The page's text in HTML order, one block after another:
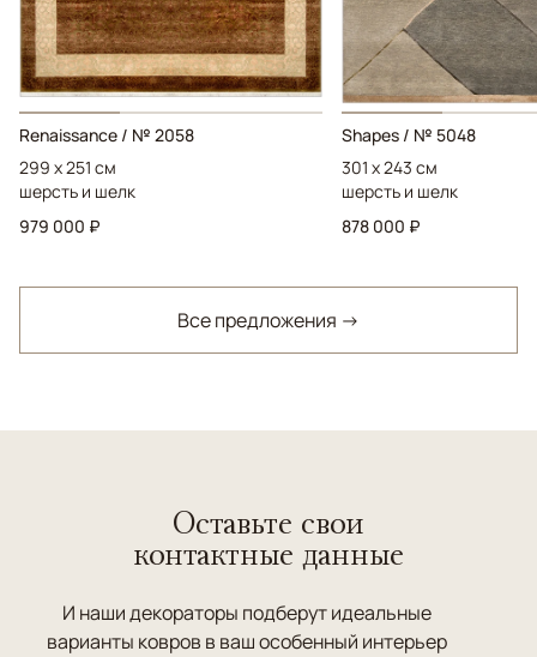
Renaissance / № 2058
299 x 251 см
шерсть и шелк
979 000 ₽
Shapes / № 5048
301 x 243 см
шерсть и шелк
878 000 ₽
Все предложения →
Оставьте свои
контактные данные
И наши декораторы подберут идеальные
варианты ковров в ваш особенный интерьер